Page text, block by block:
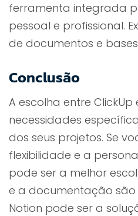
ferramenta integrada
pessoal e profissional.
de documentos e
Conclusão
A escolha entre
necessidades
dos seus projetos. Se
flexibilidade e a
pode ser a melhor
e a documentação são
Notion pode ser a